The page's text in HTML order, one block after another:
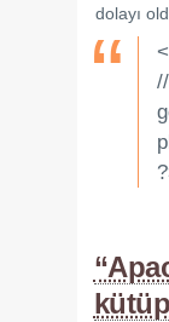
dolayı